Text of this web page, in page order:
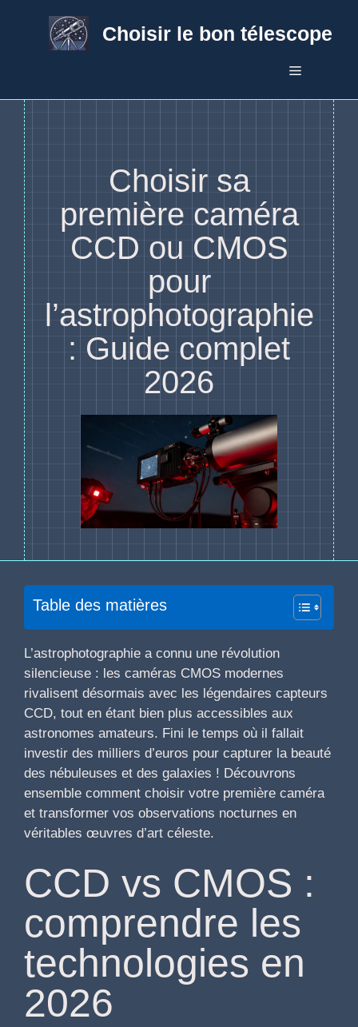
Choisir le bon télescope
Menu
Choisir sa
première caméra
CCD ou CMOS
pour
l’astrophotographie
: Guide complet
2026
Table des matières
L’astrophotographie a connu une révolution
silencieuse : les caméras CMOS modernes
rivalisent désormais avec les légendaires capteurs
CCD, tout en étant bien plus accessibles aux
astronomes amateurs. Fini le temps où il fallait
investir des milliers d’euros pour capturer la beauté
des nébuleuses et des galaxies ! Découvrons
ensemble comment choisir votre première caméra
et transformer vos observations nocturnes en
véritables œuvres d’art céleste.
CCD vs CMOS :
comprendre les
technologies en
2026